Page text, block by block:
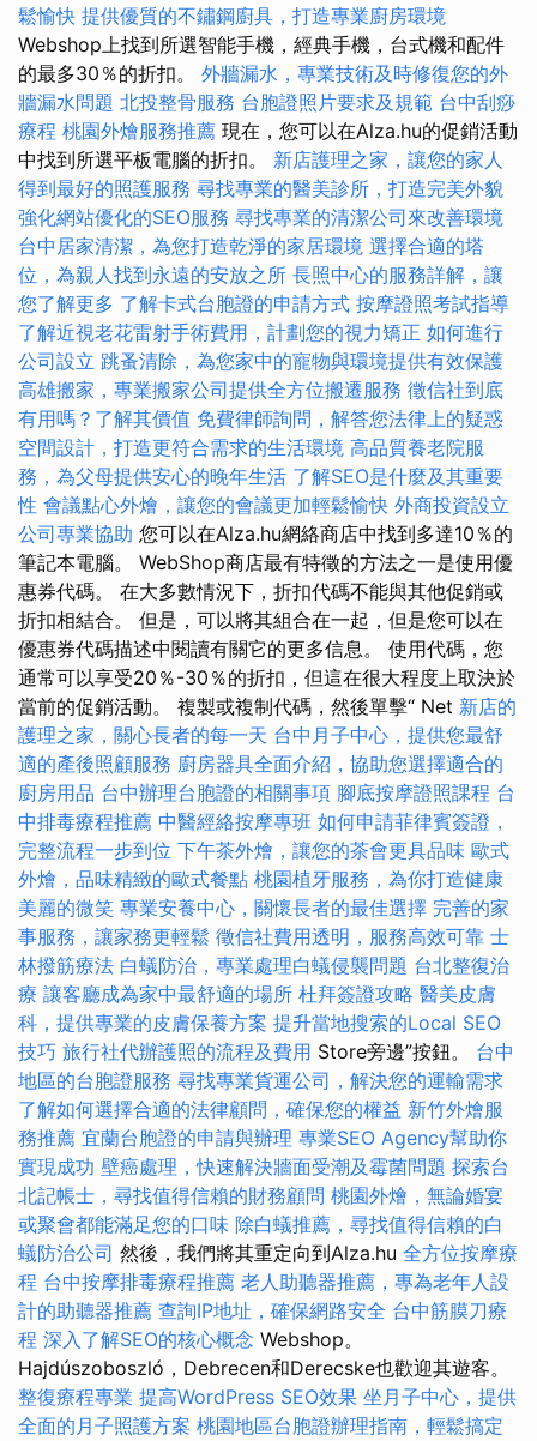
鬆愉快 提供優質的不鏽鋼廚具，打造專業廚房環境
Webshop上找到所選智能手機，經典手機，台式機和配件
的最多30％的折扣。 外牆漏水，專業技術及時修復您的外
牆漏水問題 北投整骨服務 台胞證照片要求及規範 台中刮痧
療程 桃園外燴服務推薦 現在，您可以在Alza.hu的促銷活動
中找到所選平板電腦的折扣。 新店護理之家，讓您的家人
得到最好的照護服務 尋找專業的醫美診所，打造完美外貌
強化網站優化的SEO服務 尋找專業的清潔公司來改善環境
台中居家清潔，為您打造乾淨的家居環境 選擇合適的塔
位，為親人找到永遠的安放之所 長照中心的服務詳解，讓
您了解更多 了解卡式台胞證的申請方式 按摩證照考試指導
了解近視老花雷射手術費用，計劃您的視力矯正 如何進行
公司設立 跳蚤清除，為您家中的寵物與環境提供有效保護
高雄搬家，專業搬家公司提供全方位搬遷服務 徵信社到底
有用嗎？了解其價值 免費律師詢問，解答您法律上的疑惑
空間設計，打造更符合需求的生活環境 高品質養老院服
務，為父母提供安心的晚年生活 了解SEO是什麼及其重要
性 會議點心外燴，讓您的會議更加輕鬆愉快 外商投資設立
公司專業協助 您可以在Alza.hu網絡商店中找到多達10％的
筆記本電腦。 WebShop商店最有特徵的方法之一是使用優
惠券代碼。 在大多數情況下，折扣代碼不能與其他促銷或
折扣相結合。 但是，可以將其組合在一起，但是您可以在
優惠券代碼描述中閱讀有關它的更多信息。 使用代碼，您
通常可以享受20％-30％的折扣，但這在很大程度上取決於
當前的促銷活動。 複製或複制代碼，然後單擊“ Net 新店的
護理之家，關心長者的每一天 台中月子中心，提供您最舒
適的產後照顧服務 廚房器具全面介紹，協助您選擇適合的
廚房用品 台中辦理台胞證的相關事項 腳底按摩證照課程 台
中排毒療程推薦 中醫經絡按摩專班 如何申請菲律賓簽證，
完整流程一步到位 下午茶外燴，讓您的茶會更具品味 歐式
外燴，品味精緻的歐式餐點 桃園植牙服務，為你打造健康
美麗的微笑 專業安養中心，關懷長者的最佳選擇 完善的家
事服務，讓家務更輕鬆 徵信社費用透明，服務高效可靠 士
林撥筋療法 白蟻防治，專業處理白蟻侵襲問題 台北整復治
療 讓客廳成為家中最舒適的場所 杜拜簽證攻略 醫美皮膚
科，提供專業的皮膚保養方案 提升當地搜索的Local SEO
技巧 旅行社代辦護照的流程及費用 Store旁邊”按鈕。 台中
地區的台胞證服務 尋找專業貨運公司，解決您的運輸需求
了解如何選擇合適的法律顧問，確保您的權益 新竹外燴服
務推薦 宜蘭台胞證的申請與辦理 專業SEO Agency幫助你
實現成功 壁癌處理，快速解決牆面受潮及霉菌問題 探索台
北記帳士，尋找值得信賴的財務顧問 桃園外燴，無論婚宴
或聚會都能滿足您的口味 除白蟻推薦，尋找值得信賴的白
蟻防治公司 然後，我們將其重定向到Alza.hu 全方位按摩療
程 台中按摩排毒療程推薦 老人助聽器推薦，專為老年人設
計的助聽器推薦 查詢IP地址，確保網路安全 台中筋膜刀療
程 深入了解SEO的核心概念 Webshop。
Hajdúszoboszló，Debrecen和Derecske也歡迎其遊客。
整復療程專業 提高WordPress SEO效果 坐月子中心，提供
全面的月子照護方案 桃園地區台胞證辦理指南，輕鬆搞定